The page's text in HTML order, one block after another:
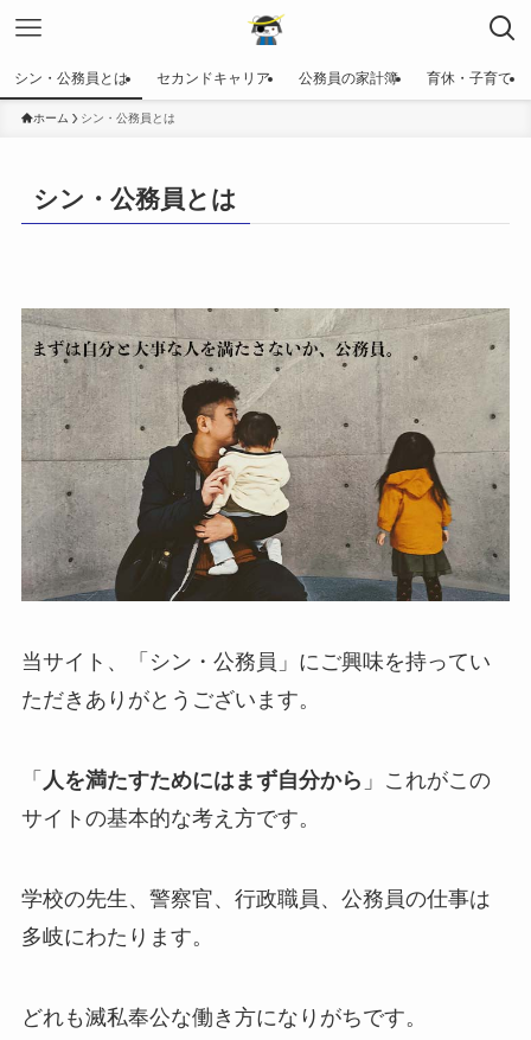
シン・公務員とは セカンドキャリア 公務員の家計簿 育休・子育て
ホーム シン・公務員とは
シン・公務員とは
当サイト、「シン・公務員」にご興味を持ってい
ただきありがとうございます。
「 人を満たすためにはまず自分から 」これがこの
サイトの基本的な考え方です。
学校の先生、警察官、行政職員、公務員の仕事は
多岐にわたります。
どれも滅私奉公な働き方になりがちです。